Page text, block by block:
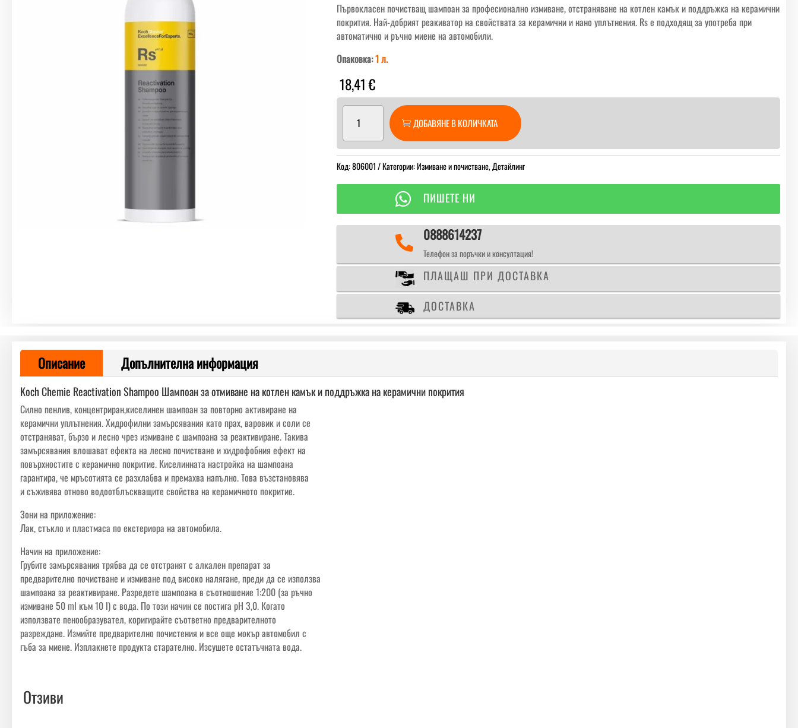
Първокласен почистващ шампоан за професионално измиване, отстраняване на котлен камък и поддръжка на керамични
покрития. Най-добрият реакиватор на свойствата за керамични и нано уплътнения. Rs е подходящ за употреба при
автоматично и ръчно миене на автомобили.
Опаковка:1 л.
18,41€
количество
Koch
Chemie
Reactivation
камък
поддръжка
керамични
ДОБАВЯНЕ В КОЛИЧКАТА
Код:806001 Категории:Измиване и почистване,Детайлинг
 ПИШЕТЕ НИ
 0888614237
Телефон за поръчки и консултация!
ПЛАЩАШ ПРИ ДОСТАВКА
ДОСТАВКА
Описание Допълнителна информация
Koch Chemie Reactivation Shampoo Шампоан за отмиване на котлен камък и поддръжка на керамични покрития
Силно пенлив, концентриран,киселинен шампоан за повторно активиране на
керамични уплътнения. Хидрофилни замърсявания като прах, варовик и соли се
отстраняват, бързо и лесно чрез измиване с шампоана за реактивиране. Такива
замърсявания влошават ефекта на лесно почистване и хидрофобния ефект на
повърхностите с керамично покритие. Киселинната настройка на шампоана
гарантира, че мръсотията се разхлабва и премахва напълно. Това възстановява
и съживява отново водоотблъскващите свойства на керамичното покритие.
Зони на приложение:
Лак, стъкло и пластмаса по екстериора на автомобила.
Начин на приложение:
Грубите замърсявания трябва да се отстранят с алкален препарат за
предварително почистване и измиване под високо налягане, преди да се използва
шампоана за реактивиране. Разредете шампоана в съотношение 1:200 (за ръчно
измиване 50 ml към 10 l) с вода. По този начин се постига рН 3,0. Когато
използвате пенообразувател, коригирайте съответно предварителното
разреждане. Измийте предварително почистения и все още мокър автомобил с
гъба за миене. Изплакнете продукта старателно. Изсушете остатъчната вода.
Отзиви